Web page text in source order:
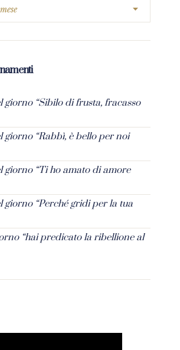
giorno “Sibilo di frusta, fracasso
giorno “Rabbì, è bello per noi
giorno “Ti ho amato di amore
giorno “Perché gridi per la tua
“hai predicato la ribellione al